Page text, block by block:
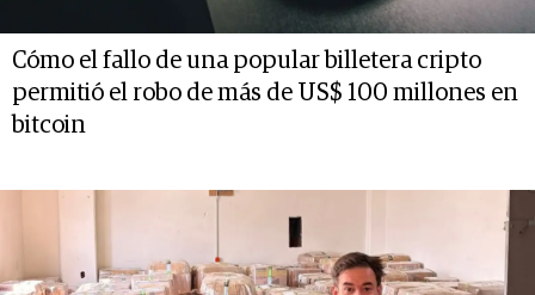
Cómo el fallo de una popular billetera cripto
permitió el robo de más de US$ 100 millones en
bitcoin